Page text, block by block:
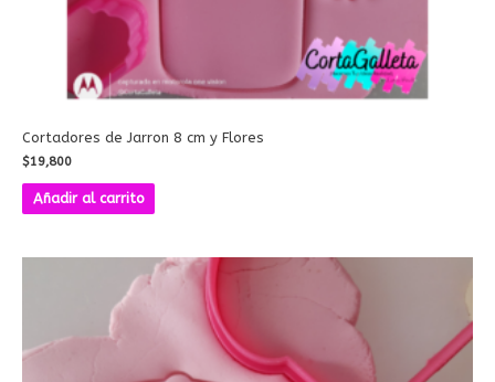
Cortadores de Jarron 8 cm y Flores
$19,800
Añadir al carrito